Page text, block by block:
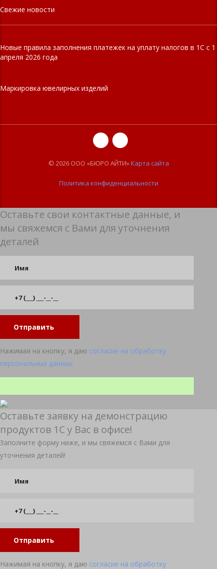
Свежие новости
Новые правила заполнения платежек на уплату налогов в 1С с 1
апреля 2026 года
Маркировка ювелирных изделий
© 2026 ООО «БЮРО АЙТИ»Карта сайта
Политика конфиденциальности
Оставьте свои контактные данные, и
мы свяжемся с Вами для уточнения
деталей
Отправить
Нажимая на кнопку, я даю согласие на обработку
персональных данных
Оставьте заявку на демонстрацию
продуктов 1С у Вас в офисе!
Заполните форму ниже, и мы свяжемся с Вами для
уточнения деталей!
Отправить
Нажимая на кнопку, я даю согласие на обработку